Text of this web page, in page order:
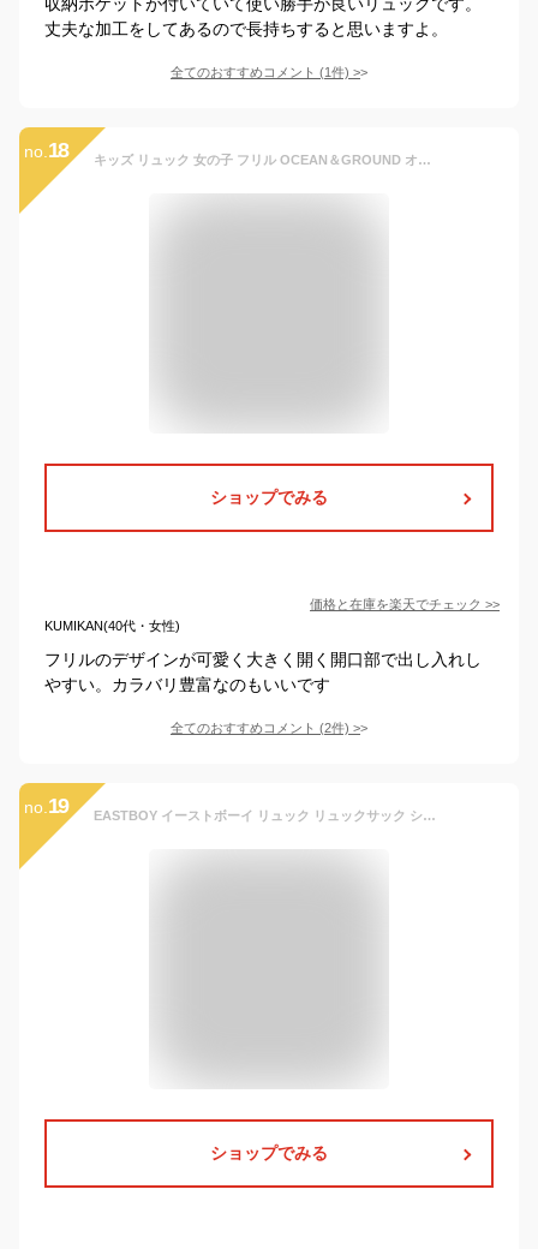
丈夫な加工をしてあるので長持ちすると思いますよ。
全てのおすすめコメント (1件) >
no. 18 キッズ リュック 女の子 フリル OCEAN＆GROUND オーシャンアンドグラウンド 9L 4L 通園 通学 ベビー リュック 小学生 高学年 低学年 かわいい おしゃれ ブランド 1815103 遠足 ハーネス リュックサック 幼稚園 子供 丈夫 バッグ 通園バッグ カラフル 子ども 可愛い 防災
ショップでみる
価格と在庫を楽天でチェック >>
KUMIKAN(40代・女性)
フリルのデザインが可愛く大きく開く開口部で出し入れし
やすい。カラバリ豊富なのもいいです
全てのおすすめコメント (2件) >
no. 19 EASTBOY イーストボーイ リュック リュックサック ショルダーバッグ トートバッグ レッスンバッグ 3way 女の子 おしゃれ 女子 小学生 中学生 高学年 キッズ ジュニア 子ども 子供 お稽古 ピアノ A4 塾 通塾 おけいこ 手提げ 通学 通園 EBA47
ショップでみる